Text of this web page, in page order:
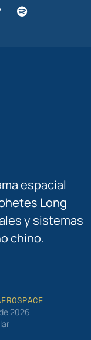
espacial
Long
y sistemas
chino.
2026